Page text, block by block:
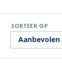
SORTEER OP